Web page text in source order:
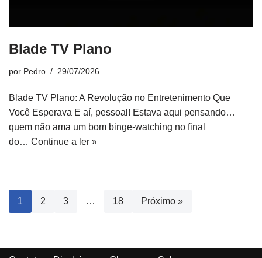
Blade TV Plano
por Pedro 29/07/2026
Blade TV Plano: A Revolução no Entretenimento Que
Você Esperava E aí, pessoal! Estava aqui pensando…
quem não ama um bom binge-watching no final
do… Continue a ler »
1 2 3 … 18 Próximo »